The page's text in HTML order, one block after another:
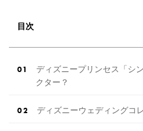
目次
ディズニープリンセス「シ
クター？
ディズニーウェディングコ